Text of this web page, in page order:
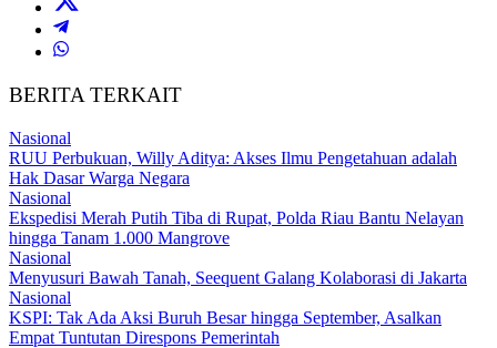
BERITA TERKAIT
Nasional
RUU Perbukuan, Willy Aditya: Akses Ilmu Pengetahuan adalah
Hak Dasar Warga Negara
Nasional
Ekspedisi Merah Putih Tiba di Rupat, Polda Riau Bantu Nelayan
hingga Tanam 1.000 Mangrove
Nasional
Menyusuri Bawah Tanah, Seequent Galang Kolaborasi di Jakarta
Nasional
KSPI: Tak Ada Aksi Buruh Besar hingga September, Asalkan
Empat Tuntutan Direspons Pemerintah